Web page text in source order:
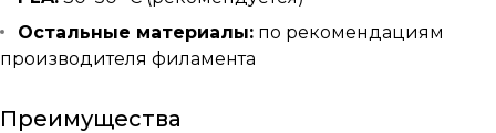
Остальные материалы: по рекомендациям
производителя филамента
Преимущества